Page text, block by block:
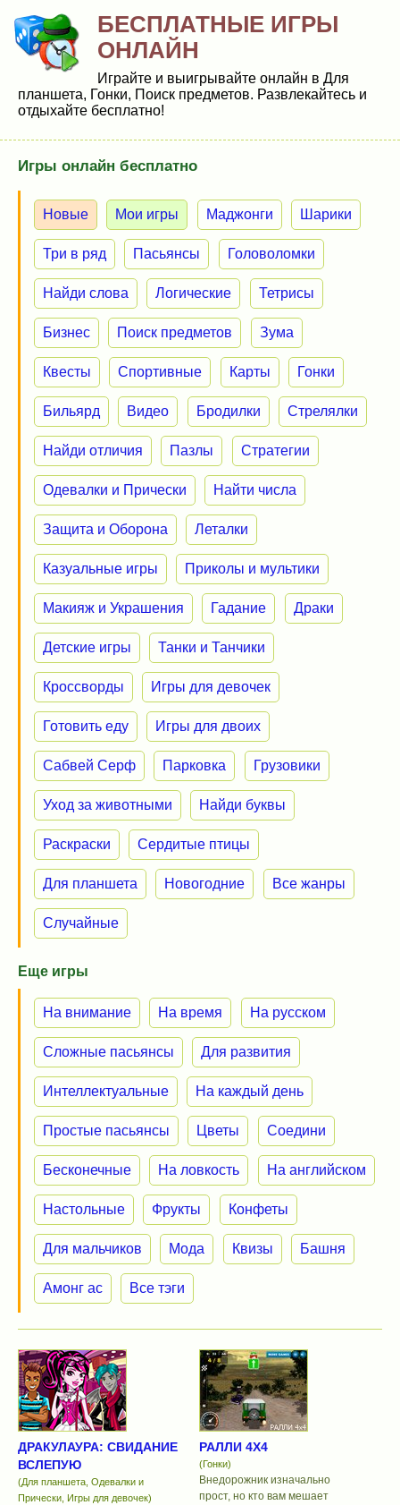
БЕСПЛАТНЫЕ ИГРЫ
ОНЛАЙН
Играйте и выигрывайте онлайн в Для
планшета, Гонки, Поиск предметов. Развлекайтесь и
отдыхайте бесплатно!
Игры онлайн бесплатно
Новые Мои игры Маджонги Шарики
Три в ряд Пасьянсы Головоломки
Найди слова Логические Тетрисы
Бизнес Поиск предметов Зума
Квесты Спортивные Карты Гонки
Бильярд Видео Бродилки Стрелялки
Найди отличия Пазлы Стратегии
Одевалки и Прически Найти числа
Защита и Оборона Леталки
Казуальные игры Приколы и мультики
Макияж и Украшения Гадание Драки
Детские игры Танки и Танчики
Кроссворды Игры для девочек
Готовить еду Игры для двоих
Сабвей Серф Парковка Грузовики
Уход за животными Найди буквы
Раскраски Сердитые птицы
Для планшета Новогодние Все жанры
Случайные
Еще игры
На внимание На время На русском
Сложные пасьянсы Для развития
Интеллектуальные На каждый день
Простые пасьянсы Цветы Соедини
Бесконечные На ловкость На английском
Настольные Фрукты Конфеты
Для мальчиков Мода Квизы Башня
Амонг ас Все тэги
ДРАКУЛАУРА: СВИДАНИЕ
ВСЛЕПУЮ
(Для планшета, Одевалки и
Прически, Игры для девочек)
РАЛЛИ 4Х4
(Гонки)
Внедорожник изначально
прост, но кто вам мешает